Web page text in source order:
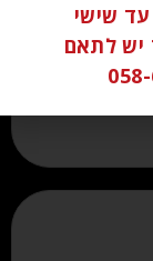
שישי
סגור יש לתאם